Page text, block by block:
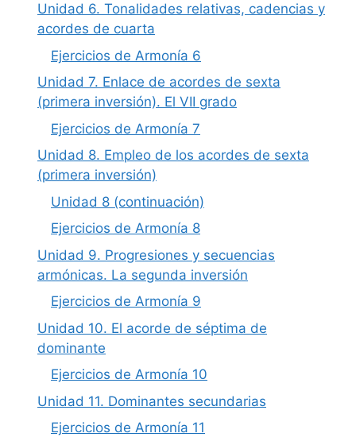
Unidad 6. Tonalidades relativas, cadencias y
acordes de cuarta
Ejercicios de Armonía 6
Unidad 7. Enlace de acordes de sexta
(primera inversión). El VII grado
Ejercicios de Armonía 7
Unidad 8. Empleo de los acordes de sexta
(primera inversión)
Unidad 8 (continuación)
Ejercicios de Armonía 8
Unidad 9. Progresiones y secuencias
armónicas. La segunda inversión
Ejercicios de Armonía 9
Unidad 10. El acorde de séptima de
dominante
Ejercicios de Armonía 10
Unidad 11. Dominantes secundarias
Ejercicios de Armonía 11